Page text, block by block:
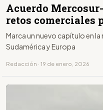
Acuerdo
retos comerciales
Marca un nuevo capítulo en
Sudamérica y Europa
Redacción · 19 de enero, 2026